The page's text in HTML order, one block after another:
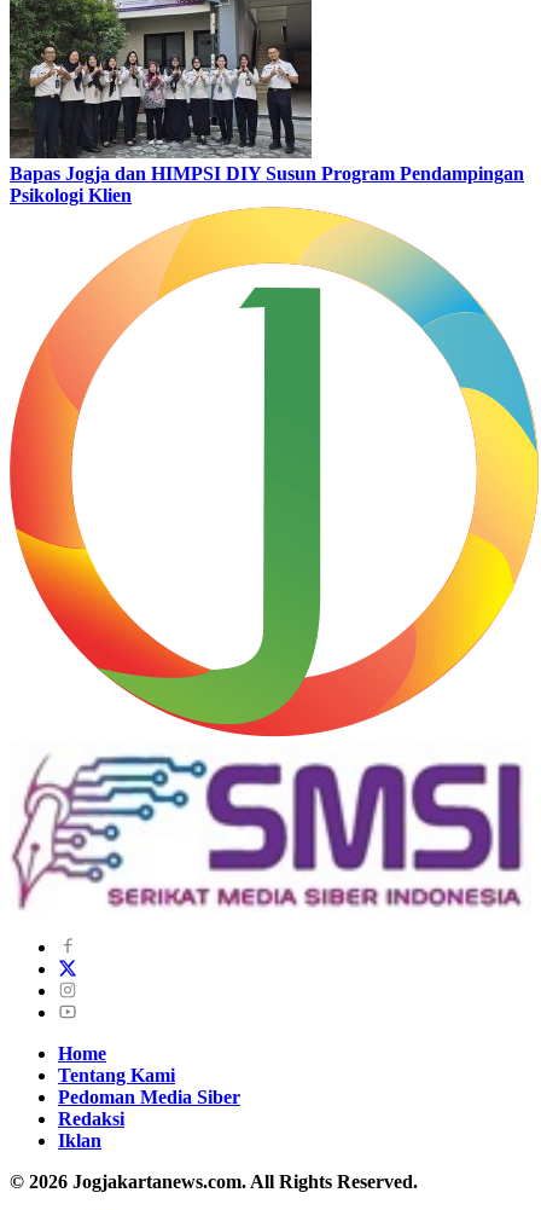
Bapas Jogja dan HIMPSI DIY Susun Program Pendampingan
Psikologi Klien
Home
Tentang Kami
Pedoman Media Siber
Redaksi
Iklan
© 2026 Jogjakartanews.com. All Rights Reserved.